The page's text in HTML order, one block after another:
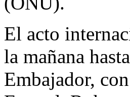
El acto
la mañana
Embajador,